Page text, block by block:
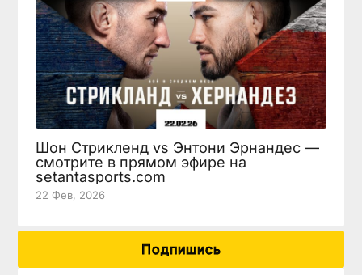
Шон Стрикленд vs Энтони Эрнандес —
смотрите в прямом эфире на
setantasports.com
22 Фев, 2026
Подпишись